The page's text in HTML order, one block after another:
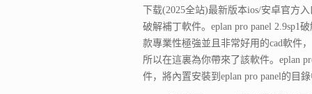
下载(2025全站)最新版本ios/安卓官方
破解補丁軟件。eplan pro panel 2.9sp1
款專業性極強並且非常好用的cad軟件
所以在這裏為你帶來了該軟件。eplan
件，將內置安裝到eplan pro panel的目